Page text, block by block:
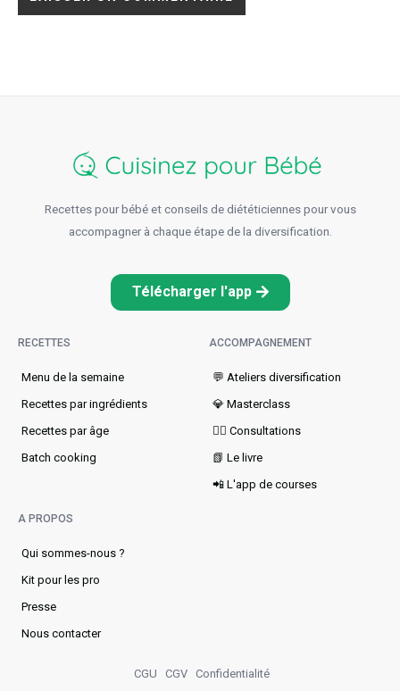
Recettes pour bébé et conseils de diététiciennes pour vous
accompagner à chaque étape de la diversification.
Télécharger l'app
RECETTES
Menu de la semaine​
Recettes par ingrédients
Recettes par âge
Batch cooking
ACCOMPAGNEMENT
💬 Ateliers diversification
💎 Masterclass
👩‍⚕️ Consultations
📗 Le livre
📲 L'app de courses
A PROPOS
Qui sommes-nous ?
Kit pour les pro
Presse
Nous contacter
CGU CGV Confidentialité